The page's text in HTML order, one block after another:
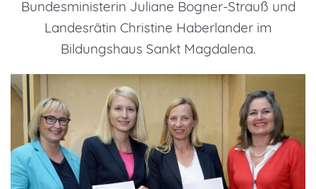
Bundesministerin Juliane Bogner-Strauß und
Landesrätin Christine Haberlander im
Bildungshaus Sankt Magdalena.